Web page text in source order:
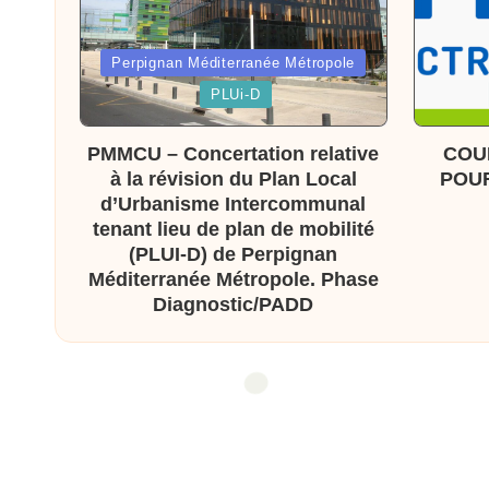
Posted
in
Perpignan Méditerranée Métropole
PLUi-D
PMMCU – Concertation relative
à la révision du Plan Local
d’Urbanisme Intercommunal
tenant lieu de plan de mobilité
(PLUI-D) de Perpignan
Méditerranée Métropole. Phase
Diagnostic/PADD